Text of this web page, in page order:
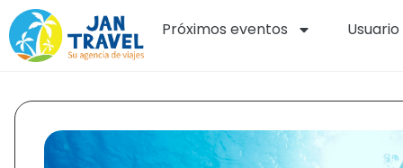
Próximos eventos Usuario